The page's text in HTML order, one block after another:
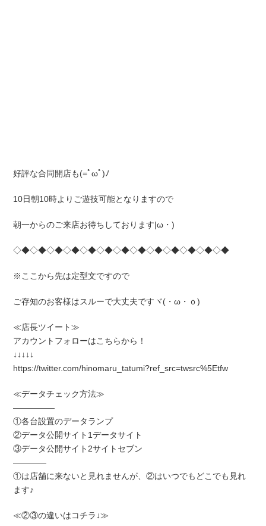
好評な合同開店も(=ﾟωﾟ)ﾉ
10日朝10時よりご遊技可能となりますので
朝一からのご来店お待ちしております|ω・)
◇◆◇◆◇◆◇◆◇◆◇◆◇◆◇◆◇◆◇◆◇◆◇◆◇◆
※ここから先は定型文ですので
ご存知のお客様はスルーで大丈夫ですヾ(・ω・ｏ)
≪店長ツイート≫
アカウントフォローはこちらから！
↓↓↓↓↓
https://twitter.com/hinomaru_tatumi?ref_src=twsrc%5Etfw
≪データチェック方法≫
―――――
①各台設置のデータランプ
②データ公開サイト1データサイト
③データ公開サイト2サイトセブン
――――
①は店舗に来ないと見れませんが、②はいつでもどこでも見れ
ます♪
≪②③の違いはコチラ↓≫